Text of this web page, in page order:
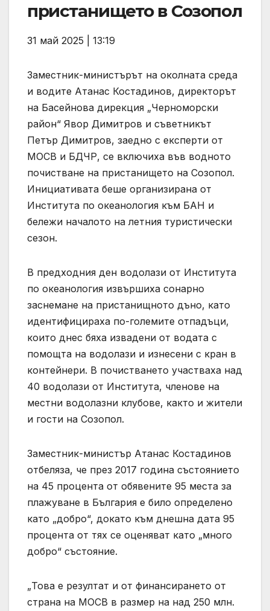
пристанището в Созопол
31 май 2025 | 13:19
Заместник-министърът на околната среда
и водите Атанас Костадинов, директорът
на Басейнова дирекция „Черноморски
район“ Явор Димитров и съветникът
Петър Димитров, заедно с експерти от
МОСВ и БДЧР, се включиха във водното
почистване на пристанището на Созопол.
Инициативата беше организирана от
Института по океанология към БАН и
бележи началото на летния туристически
сезон.
В предходния ден водолази от Института
по океанология извършиха сонарно
заснемане на пристанищното дъно, като
идентифицираха по-големите отпадъци,
които днес бяха извадени от водата с
помощта на водолази и изнесени с кран в
контейнери. В почистването участваха над
40 водолази от Института, членове на
местни водолазни клубове, както и жители
и гости на Созопол.
Заместник-министър Атанас Костадинов
отбеляза, че през 2017 година състоянието
на 45 процента от обявените 95 места за
плажуване в България е било определено
като „добро“, докато към днешна дата 95
процента от тях се оценяват като „много
добро“ състояние.
„Това е резултат и от финансирането от
страна на МОСВ в размер на над 250 млн.